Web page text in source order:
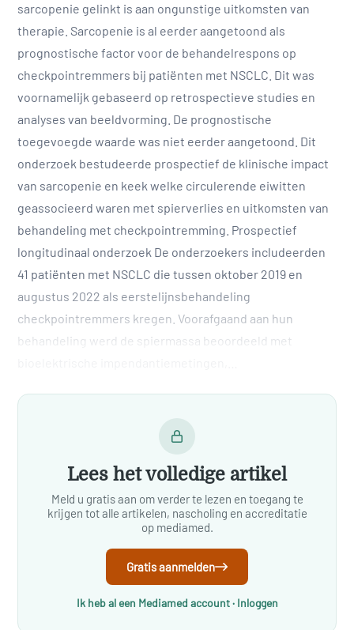
sarcopenie gelinkt is aan ongunstige uitkomsten van
therapie. Sarcopenie is al eerder aangetoond als
prognostische factor voor de behandelrespons op
checkpointremmers bij patiënten met NSCLC. Dit was
voornamelijk gebaseerd op retrospectieve studies en
analyses van beeldvorming. De prognostische
toegevoegde waarde was niet eerder aangetoond. Dit
onderzoek bestudeerde prospectief de klinische impact
van sarcopenie en keek welke circulerende eiwitten
geassocieerd waren met spierverlies en uitkomsten van
behandeling met checkpointremming. Prospectief
longitudinaal onderzoek De onderzoekers includeerden
41 patiënten met NSCLC die tussen oktober 2019 en
augustus 2022 als eerstelijnsbehandeling
checkpointremmers kregen. Voorafgaand aan hun
behandeling werd de spiermassa beoordeeld met
Lees het volledige artikel
Meld u gratis aan om verder te lezen en toegang te
krijgen tot alle artikelen, nascholing en accreditatie
op mediamed.
Gratis aanmelden
Ik heb al een Mediamed account · Inloggen